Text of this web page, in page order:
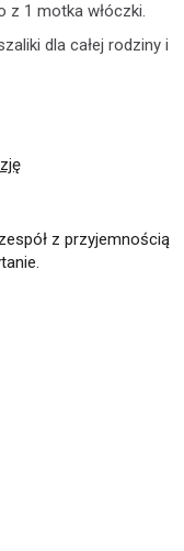
z 1 motka włóczki.
dla całej rodziny i
z przyjemnością